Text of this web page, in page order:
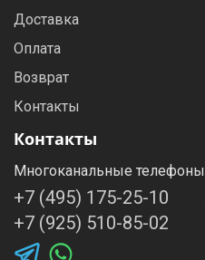
Доставка
Оплата
Возврат
Контакты
Контакты
Многоканальные телефоны
+7 (495) 175-25-10
+7 (925) 510-85-02